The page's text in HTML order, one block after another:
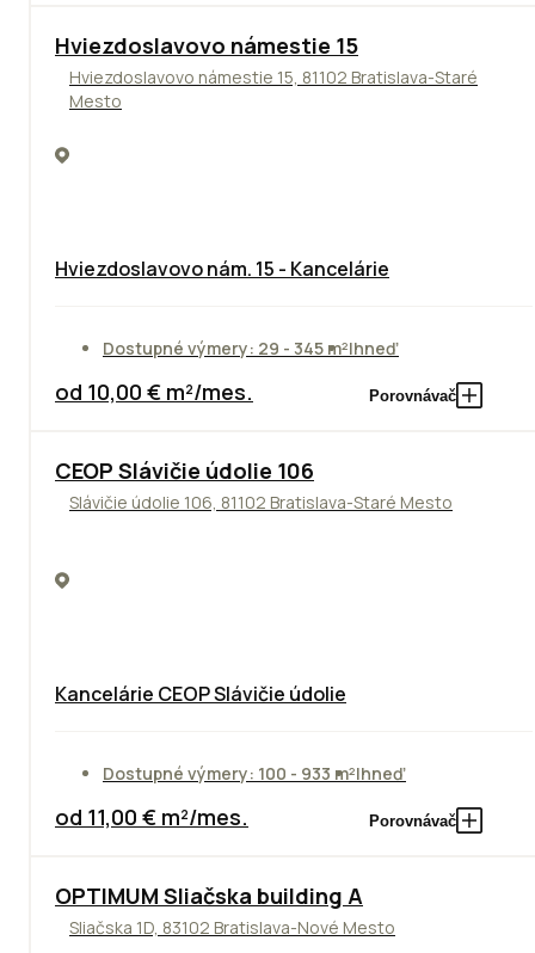
ODPORÚČAME
Hviezdoslavovo námestie 15
Hviezdoslavovo námestie 15, 81102 Bratislava-Staré
Mesto
Hviezdoslavovo nám. 15 - Kancelárie
Dostupné výmery: 29 - 345 m²Ihneď
od 10,00 € m²/mes. Porovnávač
CEOP Slávičie údolie 106
Slávičie údolie 106, 81102 Bratislava-Staré Mesto
Kancelárie CEOP Slávičie údolie
Dostupné výmery: 100 - 933 m²Ihneď
od 11,00 € m²/mes. Porovnávač
OPTIMUM Sliačska building A
Sliačska 1D, 83102 Bratislava-Nové Mesto